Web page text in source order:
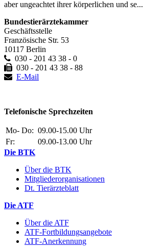
aber ungeachtet ihrer körperlichen und se...
Bundestierärztekammer
Geschäftsstelle
Französische Str. 53
10117 Berlin
030 - 201 43 38 - 0
030 - 201 43 38 - 88
E-Mail
Telefonische Sprechzeiten
Mo- Do: 09.00-15.00 Uhr
Fr:
09.00-13.00 Uhr
Die BTK
Über die BTK
Mitgliederorganisationen
Dt. Tierärzteblatt
Die ATF
Über die ATF
ATF-Fortbildungsangebote
ATF-Anerkennung